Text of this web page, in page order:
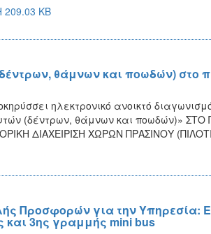
209.03 KB
θάμνων και ποωδών) στο
ηλεκτρονικό ανοικτό
(δέντρων, θάμνων και ποωδών)»
ΔΙΑΧΕΙΡΙΣΗ ΧΩΡΩΝ ΠΡΑΣΙΝΟΥ
Προσφορών για την Υπηρεσία:
και 3ης γραμμής mini bus